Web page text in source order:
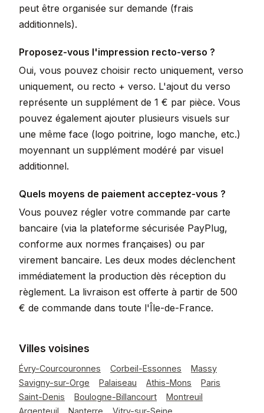
peut être organisée sur demande (frais
additionnels).
Proposez-vous l'impression recto-verso ?
Oui, vous pouvez choisir recto uniquement, verso
uniquement, ou recto + verso. L'ajout du verso
représente un supplément de 1 € par pièce. Vous
pouvez également ajouter plusieurs visuels sur
une même face (logo poitrine, logo manche, etc.)
moyennant un supplément modéré par visuel
additionnel.
Quels moyens de paiement acceptez-vous ?
Vous pouvez régler votre commande par carte
bancaire (via la plateforme sécurisée PayPlug,
conforme aux normes françaises) ou par
virement bancaire. Les deux modes déclenchent
immédiatement la production dès réception du
règlement. La livraison est offerte à partir de 500
€ de commande dans toute l'Île-de-France.
Villes voisines
Évry-Courcouronnes Corbeil-Essonnes
Massy
Savigny-sur-Orge
Palaiseau Athis-Mons
Paris
Saint-Denis
Boulogne-Billancourt
Montreuil
Argenteuil
Nanterre
Vitry-sur-Seine